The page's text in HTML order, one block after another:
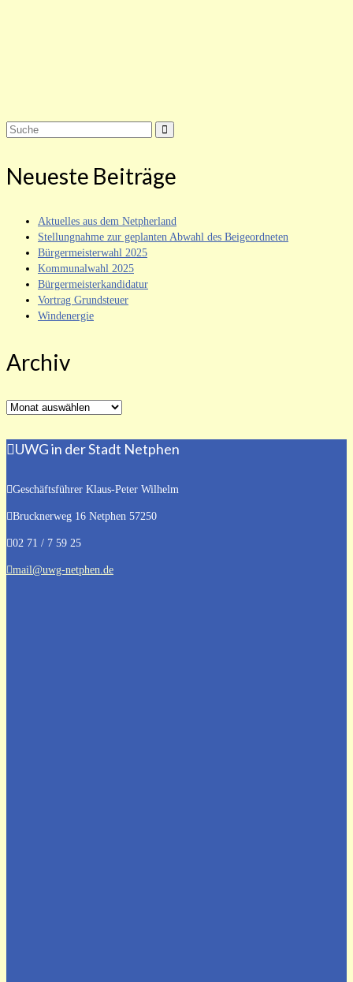
Suche
Neueste Beiträge
Aktuelles aus dem Netpherland
Stellungnahme zur geplanten Abwahl des Beigeordneten
Bürgermeisterwahl 2025
Kommunalwahl 2025
Bürgermeisterkandidatur
Vortrag Grundsteuer
Windenergie
Archiv
Archiv
UWG in der Stadt Netphen
Geschäftsführer Klaus-Peter Wilhelm
Brucknerweg 16 Netphen 57250
02 71 / 7 59 25
mail@uwg-netphen.de